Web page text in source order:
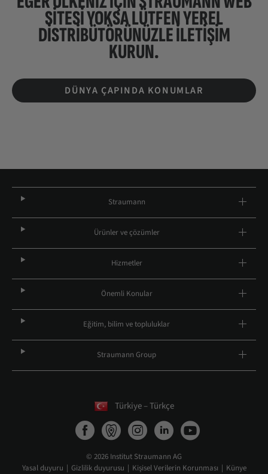
SİTESİ YOKSA LÜTFENYEREL
DISTRIBÜTÖRÜNÜZLE ILETIŞIM
KURUN.
DÜNYA ÇAPINDA KONUMLAR
Straumann
Ürünler ve çözümler
Hizmetler
Önemli Konular
Eğitim, bilim ve topluluklar
Straumann Group
Türkiye – Türkçe
© 2026 Institut Straumann AG
Yasal duyuru
Gizlilik duyurusu Kişisel Verilerin Korunması
Künye